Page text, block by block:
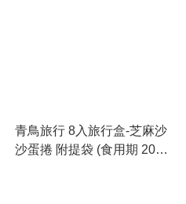
青鳥旅行 8入旅行盒-芝麻沙
沙蛋捲 附提袋 (食用期 2026-